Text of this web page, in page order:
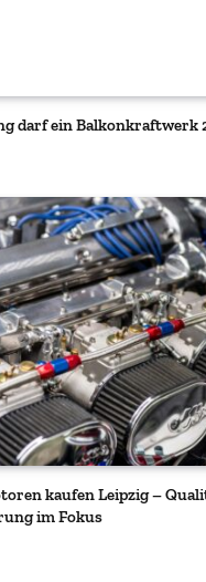
darf ein Balkonkraftwerk
kaufen Leipzig –
im Fokus